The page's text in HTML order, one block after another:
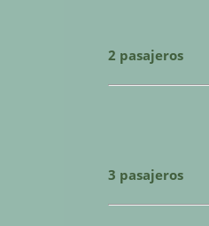
2 pasajeros
3 pasajeros